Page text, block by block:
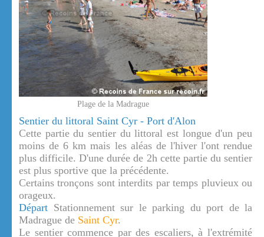
Plage de la Madrague
Sentier du littoral Saint Cyr - Port d'Alon
Cette partie du sentier du littoral est longue d'un peu
moins de 6 km mais les aléas de l'hiver l'ont rendue
plus difficile. D'une durée de 2h cette partie du sentier
est plus sportive que la précédente.
Certains tronçons sont interdits par temps pluvieux ou
orageux.
Départ Stationnement sur le parking du port de la
Madrague de Saint Cyr.
Le sentier commence par des escaliers, à l'extrémité